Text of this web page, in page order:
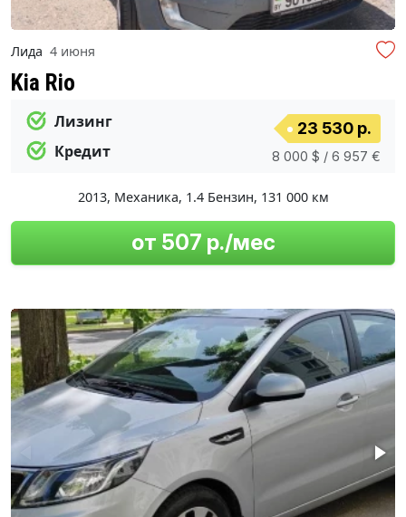
Лида 4 июня
Kia Rio
Лизинг
Кредит
23 530 р.
8 000 $ / 6 957 €
2013, Механика, 1.4 Бензин, 131 000 км
от 507 р./мес